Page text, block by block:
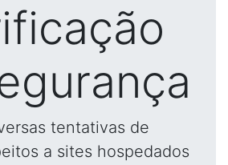
tentativas de
a sites hospedados